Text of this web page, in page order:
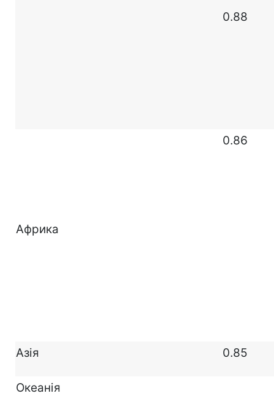
0.88
Африка
0.86
Азія 0.85
Океанія